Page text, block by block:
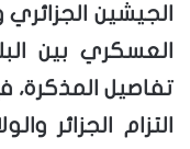
الجيشين
العسكري بين
تفاصيل المذكرة،
التزام الجزائر